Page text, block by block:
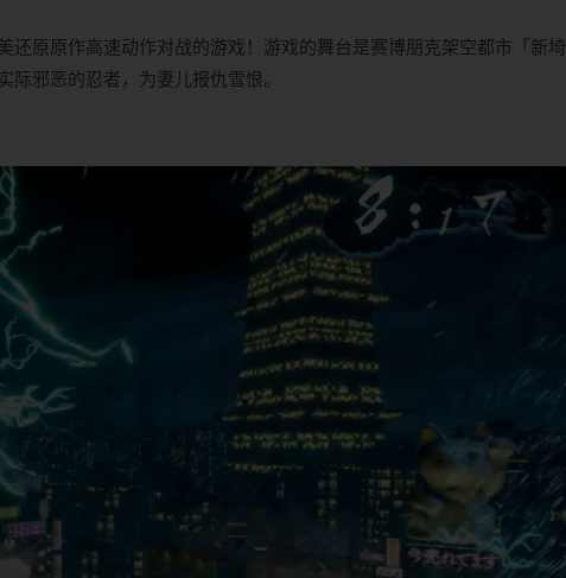
原原作高速动作对战的游戏！游戏的舞台是赛博朋克架空都市「新埼
邪恶的忍者，为妻儿报仇雪恨。